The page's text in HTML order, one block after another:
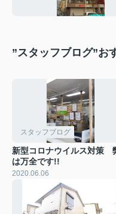
”スタッフブログ”お
スタッフブログ
新型コロナウイルス対策
は万全です!!
2020.06.06